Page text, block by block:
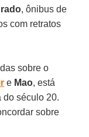
, ônibus de
com retratos
sobre o
e Mao, está
do século 20.
sobre